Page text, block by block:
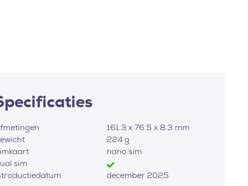
161.3 x 76.5 x 8.3 mm
224 g
nano sim
sim
december 2025